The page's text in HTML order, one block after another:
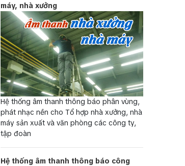
máy, nhà xưởng
Hệ thống âm thanh thông báo phân vùng,
phát nhạc nền cho Tổ hợp nhà xưởng, nhà
máy sản xuất và văn phòng các công ty,
tập đoàn
Hệ thống âm thanh thông báo công